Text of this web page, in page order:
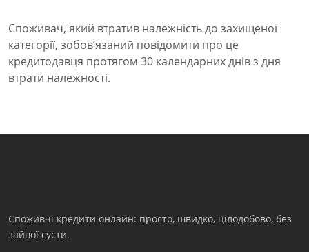
Споживач, який втратив належність до захищеної
категорії, зобов’язаний повідомити про це
кредитодавця протягом 30 календарних днів з дня
втрати належності.
Споживчі кредити онлайн: просто, швидко, цілодобово, без
зайвої суєти.